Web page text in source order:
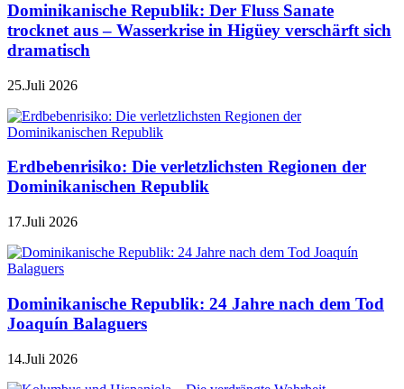
Dominikanische Republik: Der Fluss Sanate
trocknet aus – Wasserkrise in Higüey verschärft sich
dramatisch
25.Juli 2026
Erdbebenrisiko: Die verletzlichsten Regionen der
Dominikanischen Republik
17.Juli 2026
Dominikanische Republik: 24 Jahre nach dem Tod
Joaquín Balaguers
14.Juli 2026